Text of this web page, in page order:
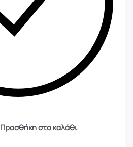
Προσθήκη στο καλάθι